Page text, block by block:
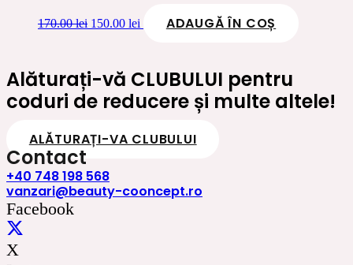
170.00lei Prețul
170.00 lei.
150.00 lei PrețulADAUGĂ ÎN COȘ
Alăturați-vă CLUBULUI pentru
coduri de reducere și multe altele!
ALĂTURAȚI-VA CLUBULUI
Contact
+40 748 198 568
vanzari@beauty-cooncept.ro
Facebook
X